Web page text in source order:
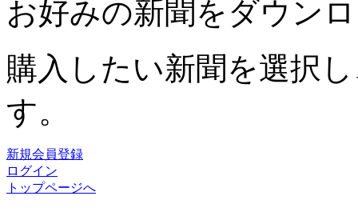
お好みの新聞をダウン
購入したい新聞を選択
す。
新規会員登録
ログイン
トップページへ